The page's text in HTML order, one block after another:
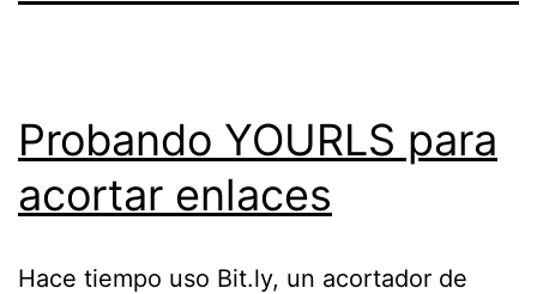
Probando YOURLS para
acortar enlaces
Hace tiempo uso Bit.ly, un acortador de